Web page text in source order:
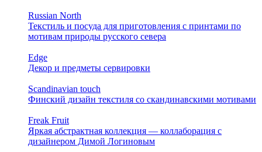
Russian North
Текстиль и посуда для приготовления с принтами по
мотивам природы русского севера
Edge
Декор и предметы сервировки
Scandinavian touch
Финский дизайн текстиля со скандинавскими мотивами
Freak Fruit
Яркая абстрактная коллекция — коллаборация с
дизайнером Димой Логиновым